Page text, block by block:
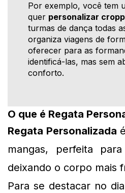
Por exemplo, você tem
quer personalizar
turmas de dança todas
organiza viagens de
oferecer para as
identificá-las, mas sem
conforto.
O que é Regata
Regata Personalizada
mangas, perfeita
deixando o corpo mais
Para se destacar no